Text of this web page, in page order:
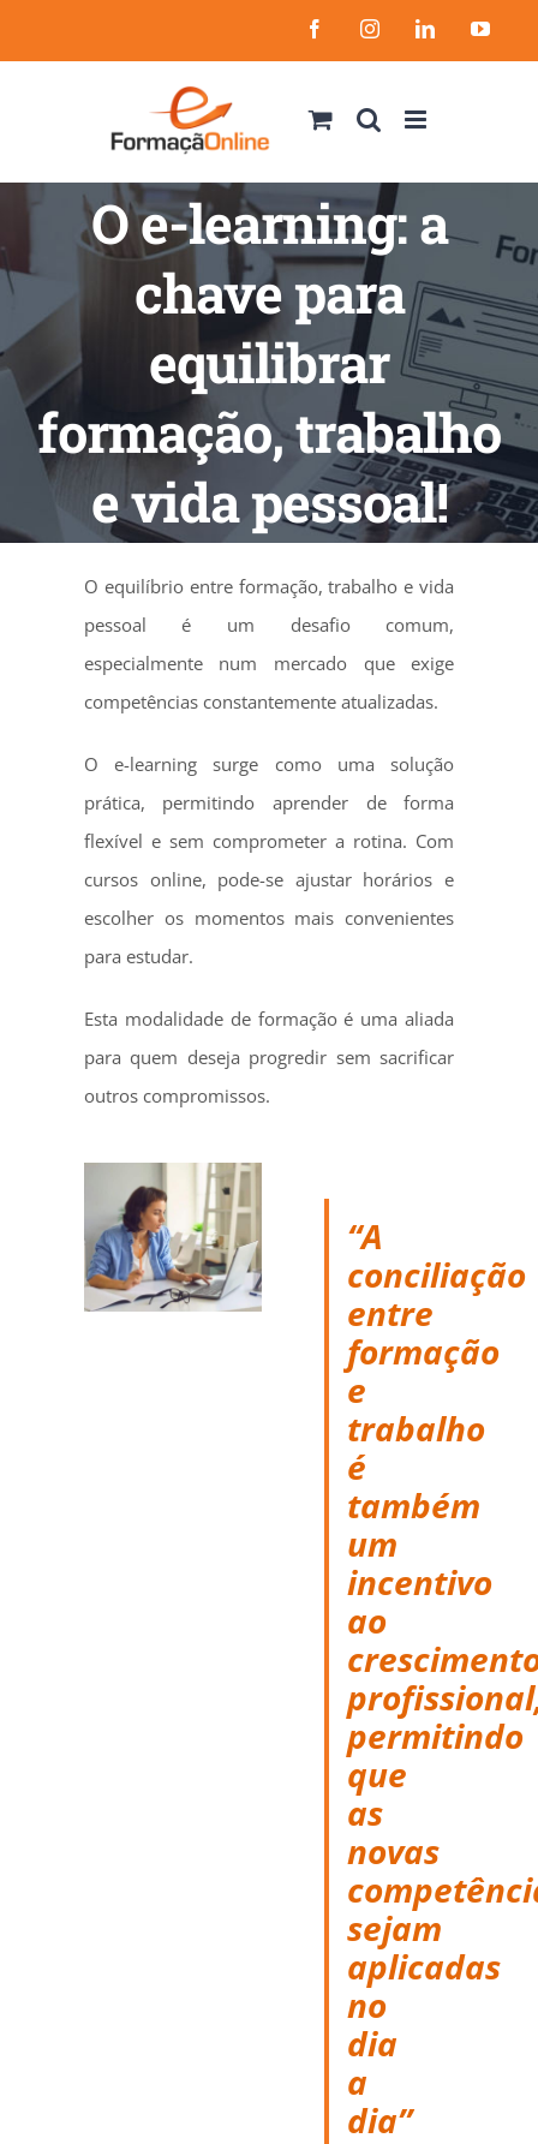
to
FacebookInstagramLinkedIn
O e-learning: a
chave para
equilibrar
formação, trabalho
e vida pessoal!
O equilíbrio entre formação, trabalho e vida
pessoal é um desafio comum,
especialmente num mercado que exige
competências constantemente atualizadas.
O e-learning surge como uma solução
prática, permitindo aprender de forma
flexível e sem comprometer a rotina. Com
cursos online, pode-se ajustar horários e
escolher os momentos mais convenientes
para estudar.
Esta modalidade de formação é uma aliada
para quem deseja progredir sem sacrificar
outros compromissos.
“A
conciliação
entre
formação
e
trabalho
é
também
um
incentivo
ao
permitindo
que
as
novas
sejam
aplicadas
no
dia
a
dia”